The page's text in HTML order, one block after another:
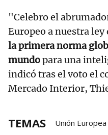
"Celebro el
Europeo a nuestra
la primera norma
mundopara una
indicó tras el voto el
Mercado Interior,
TEMAS Unión Europea